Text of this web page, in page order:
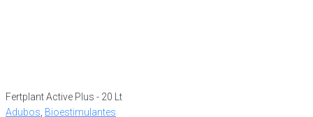
Fertplant Active Plus - 20 Lt
Adubos, Bioestimulantes